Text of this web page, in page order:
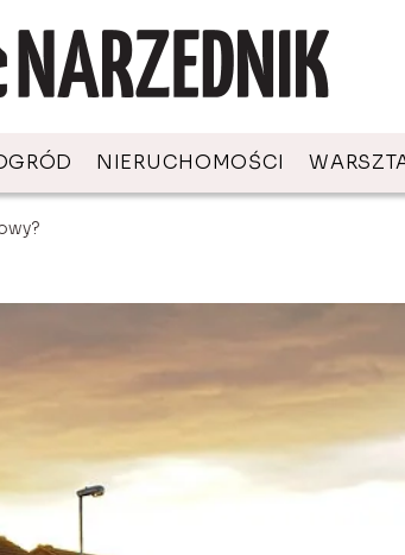
NIERUCHOMOŚCI